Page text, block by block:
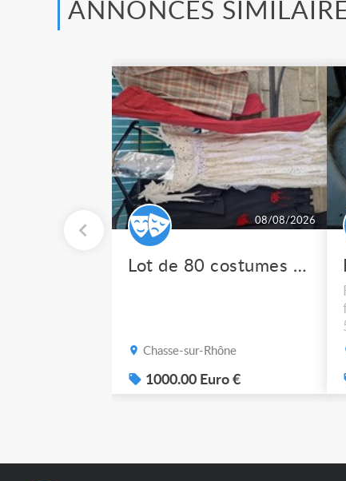
ANNONCES
08/08/2026
Lot de 80 costumes de scène pro
Chasse-sur-Rhône
1000.00 Euro €